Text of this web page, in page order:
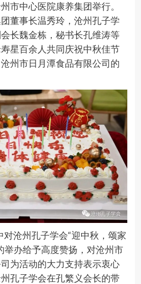
市中心医院康养集团举行。
董事长温秀玲，沧州孔子学
长魏金栋，秘书长孔维涛等
星百余人共同庆祝中秋佳节
州市日月潭食品有限公司的
沧州孔子学会“迎中秋，颂家
举办给予高度赞扬，对沧州市
为活动的大力支持表示衷心
孔子学会在孔繁义会长的带